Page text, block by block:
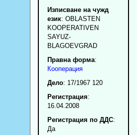
Изписване на чужд
език: OBLASTEN
KOOPERATIVEN
SAYUZ-
BLAGOEVGRAD
Правна форма:
Кооперация
Дело: 17/1967 120
Регистрация:
16.04.2008
Регистрация по ДДС:
Да